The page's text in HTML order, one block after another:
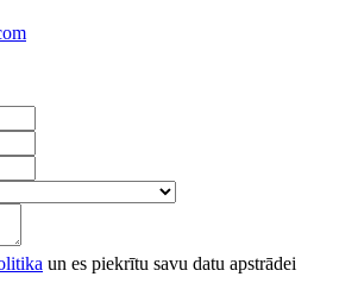
un es piekrītu savu datu apstrādei